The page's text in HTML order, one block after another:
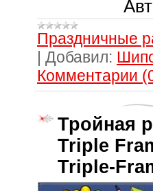
Праздничные
| Добавил:
Комментарии
Тройная
Triple
Triple-